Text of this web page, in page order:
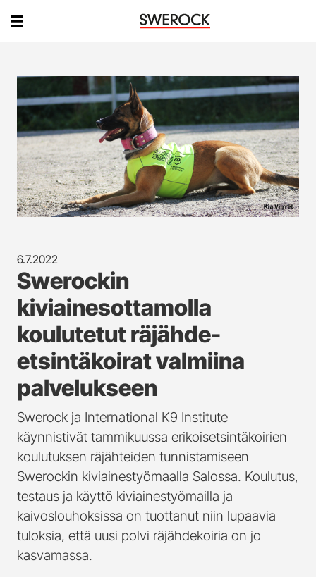
6.7.2022
Swerockin
kiviainesottamolla
koulutetut räjähde-
etsintäkoirat valmiina
palvelukseen
Swerock ja International K9 Institute
käynnistivät tammikuussa erikoisetsintäkoirien
koulutuksen räjähteiden tunnistamiseen
Swerockin kiviainestyömaalla Salossa. Koulutus,
testaus ja käyttö kiviainestyömailla ja
kaivoslouhoksissa on tuottanut niin lupaavia
tuloksia, että uusi polvi räjähdekoiria on jo
kasvamassa.